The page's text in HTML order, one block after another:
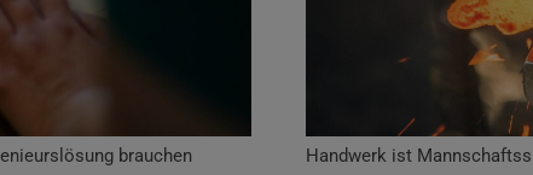
brauchen
Handwerk ist